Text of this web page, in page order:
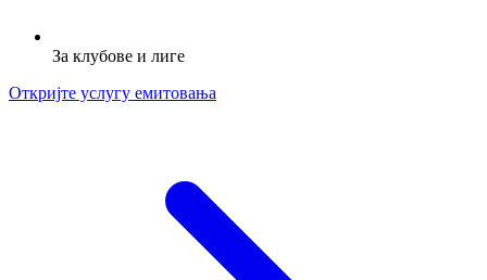
За клубове и лиге
Откријте услугу емитовања